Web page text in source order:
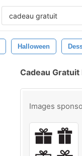
Halloween
Cadeau Gratuit
Images